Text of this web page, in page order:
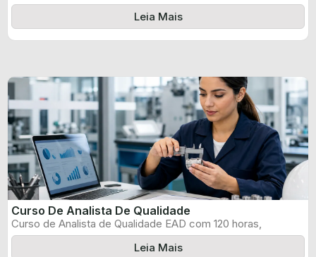
certificado informado pelo produtor e ...
Leia Mais
Curso De Analista De Qualidade
Curso de Analista de Qualidade EAD com 120 horas,
certificado informado pelo produtor ...
Leia Mais